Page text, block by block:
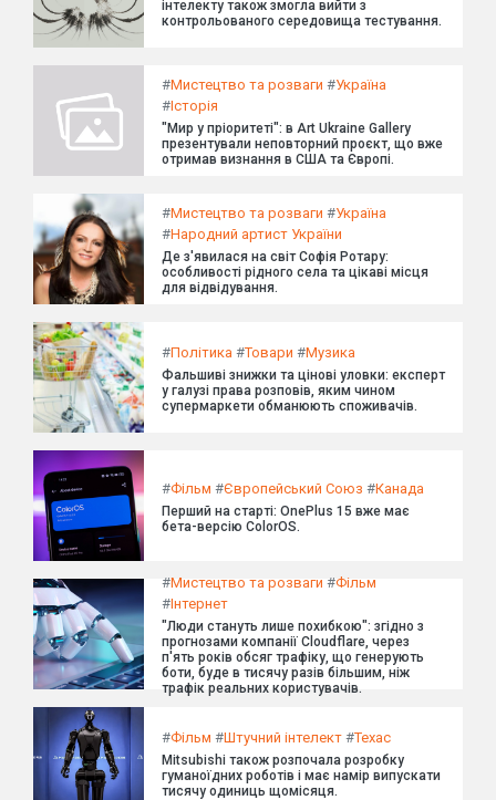
інтелекту також змогла вийти з
контрольованого середовища тестування.
#Мистецтво та розваги #Україна
#Історія
"Мир у пріоритеті": в Art Ukraine Gallery
презентували неповторний проєкт, що вже
отримав визнання в США та Європі.
#Мистецтво та розваги #Україна
#Народний артист України
Де з'явилася на світ Софія Ротару:
особливості рідного села та цікаві місця
для відвідування.
#Політика #Товари #Музика
Фальшиві знижки та цінові уловки: експерт
у галузі права розповів, яким чином
супермаркети обманюють споживачів.
#Фільм #Європейський Союз #Канада
Перший на старті: OnePlus 15 вже має
бета-версію ColorOS.
#Мистецтво та розваги #Фільм
#Інтернет
"Люди стануть лише похибкою": згідно з
прогнозами компанії Cloudflare, через
п'ять років обсяг трафіку, що генерують
боти, буде в тисячу разів більшим, ніж
трафік реальних користувачів.
#Фільм #Штучний інтелект #Техас
Mitsubishi також розпочала розробку
гуманоїдних роботів і має намір випускати
тисячу одиниць щомісяця.